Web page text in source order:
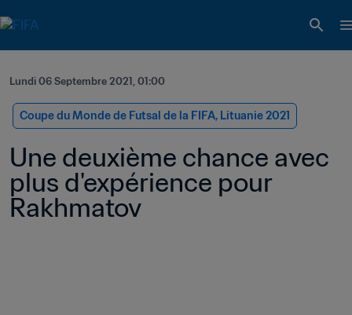
Lundi 06 Septembre 2021, 01:00
Coupe du Monde de Futsal de la FIFA, Lituanie 2021
Une deuxième chance avec
plus d'expérience pour
Rakhmatov